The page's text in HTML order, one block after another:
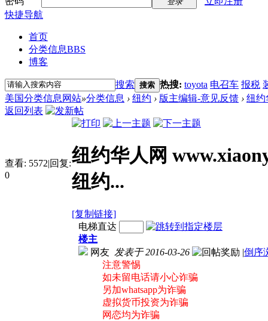
快捷导航
首页
分类信息BBS
博客
搜索 搜索 热搜: toyota 电召车 报税
美国分类信息网站»分类信息 › 纽约 › 版主编辑-意见反馈 › 纽约
返回列表
查看: 5572|回复:
0
纽约华人网
纽约...
[复制链接]
电梯直达
楼主
网友 发表于 2016-03-26 |倒序
注意警惕
如未留电话请小心诈骗
另加whatsapp为诈骗
虚拟货币投资为诈骗
网恋均为诈骗